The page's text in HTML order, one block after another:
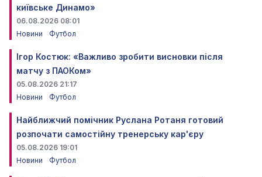
київське Динамо»
06.08.2026 08:01
Новини
Футбол
Ігор Костюк: «Важливо зробити висновки після
матчу з ПАОКом»
05.08.2026 21:17
Новини
Футбол
Найближчий помічник Руслана Ротаня готовий
розпочати самостійну тренерську кар'єру
05.08.2026 19:01
Новини
Футбол